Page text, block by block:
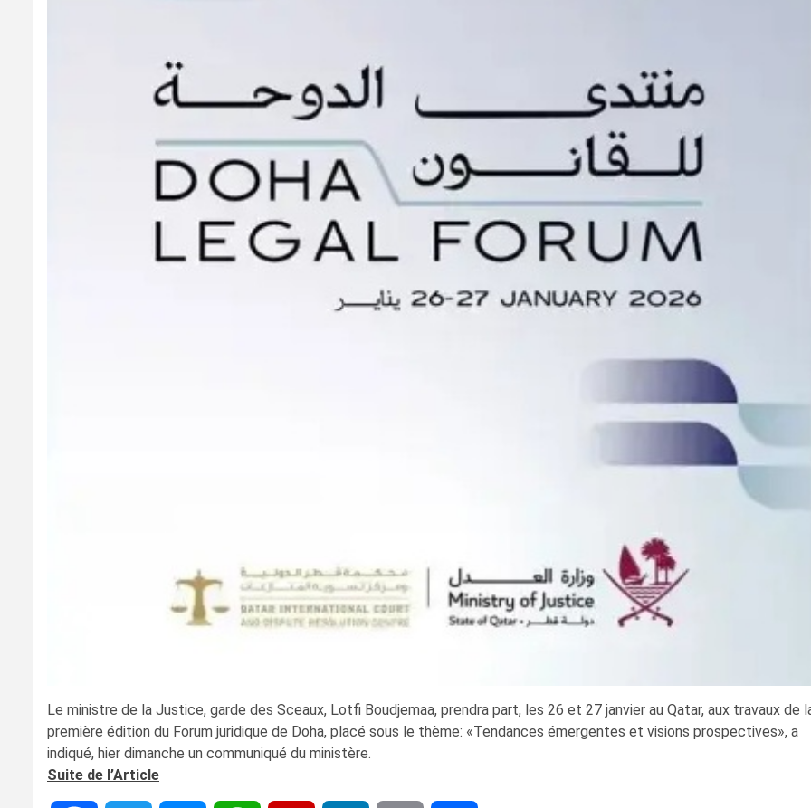
Le ministre de la Justice, garde des Sceaux, Lotfi Boudjemaa, prendra part, les 26 et 27 janvier au Qatar, aux travaux de
première édition du Forum juridique de Doha, placé sous le thème: «Tendances émergentes et visions prospectives», a
indiqué, hier dimanche un communiqué du ministère.
Suite de l’Article